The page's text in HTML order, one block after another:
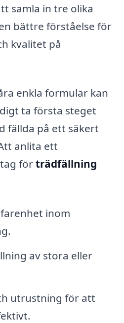
samla in tre olika
bättre förståelse för
kvalitet på
enkla formulär kan
ta första steget
fällda på ett säkert
anlita ett
förträdfällning
inom
av stora eller
utrustning för att